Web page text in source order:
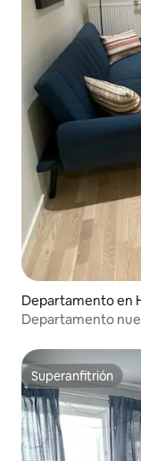
Departamento en
Departamento
Superanfitrión
Superanfitrión